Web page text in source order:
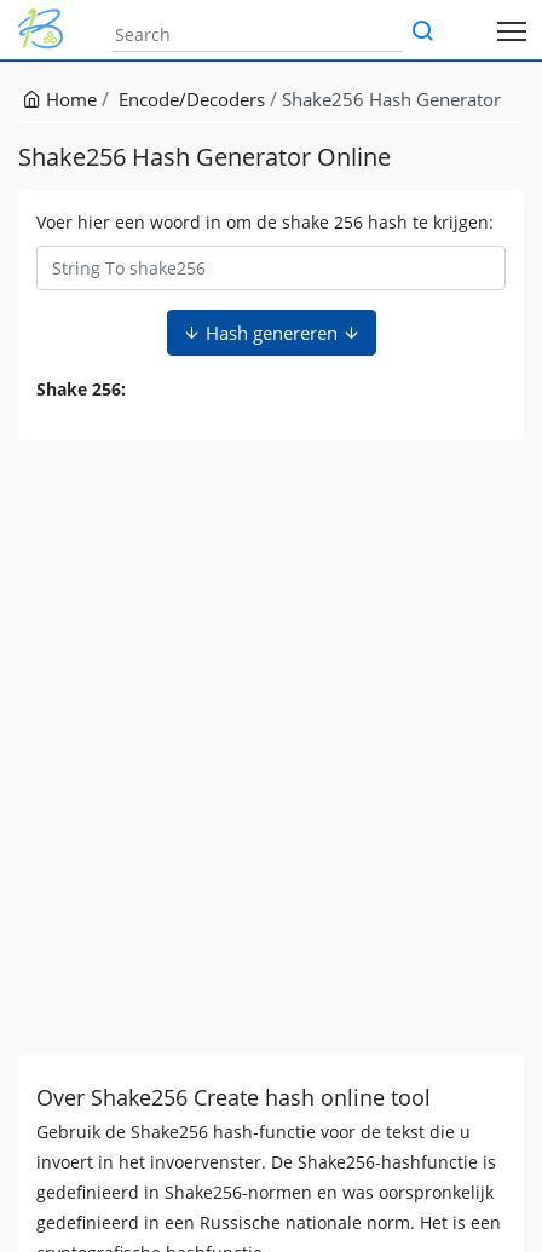
Home Encode/Decoders Shake256 Hash Generator
Shake256 Hash Generator Online
Voer hier een woord in om de shake 256 hash te krijgen:
Hash genereren
Shake 256:
Over Shake256 Create hash online tool
Gebruik de Shake256 hash-functie voor de tekst die u
invoert in het invoervenster. De Shake256-hashfunctie is
gedefinieerd in Shake256-normen en was oorspronkelijk
gedefinieerd in een Russische nationale norm. Het is een